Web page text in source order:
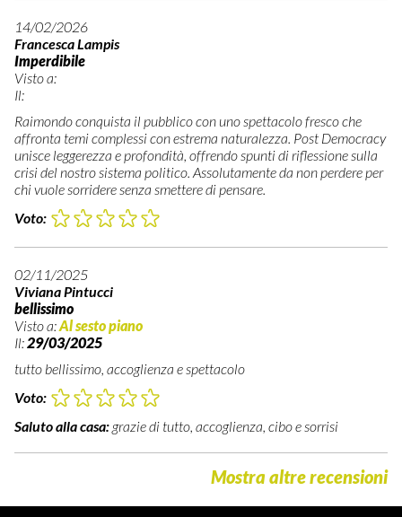
14/02/2026
Francesca Lampis
Imperdibile
Visto a:
Il:
Raimondo conquista il pubblico con uno spettacolo fresco che
affronta temi complessi con estrema naturalezza. Post Democracy
unisce leggerezza e profondità, offrendo spunti di riflessione sulla
crisi del nostro sistema politico. Assolutamente da non perdere per
chi vuole sorridere senza smettere di pensare.
Voto:
02/11/2025
Viviana Pintucci
bellissimo
Visto a:Al sesto piano
Il: 29/03/2025
tutto bellissimo, accoglienza e spettacolo
Voto:
Saluto alla casa: grazie di tutto, accoglienza, cibo e sorrisi
Mostra altre recensioni